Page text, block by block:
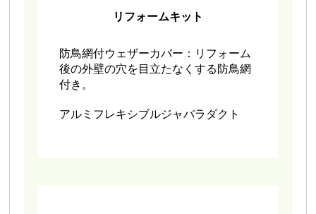
リフォームキット
防鳥網付ウェザーカバー：リフォーム
後の外壁の穴を目立たなくする防鳥網
付き。
アルミフレキシブルジャバラダクト